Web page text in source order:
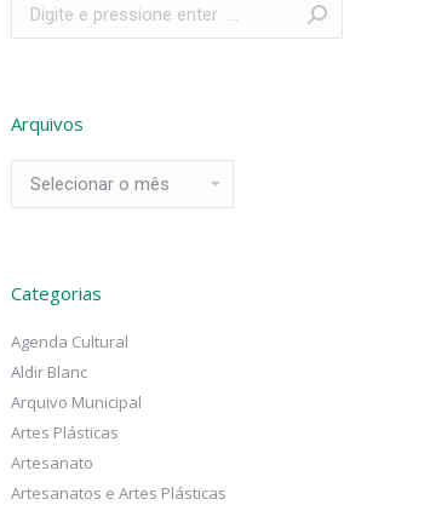
Arquivos
Categorias
Agenda Cultural
Aldir Blanc
Arquivo Municipal
Artes Plásticas
Artesanato
Artesanatos e Artes Plásticas